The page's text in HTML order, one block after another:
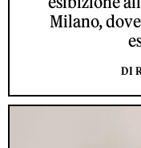
Milano,
DI